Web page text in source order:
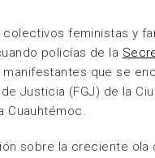
feministas y
policías de la
que se
Justicia (FGJ) de la
Cuauhtémoc.
sobre la creciente ola